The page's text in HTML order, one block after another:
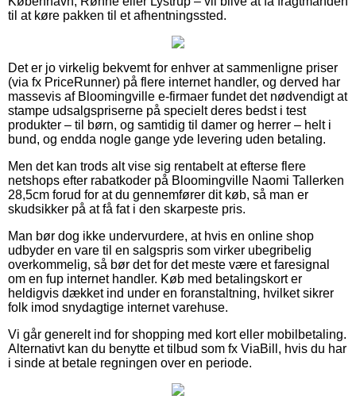
til at køre pakken til et afhentningssted.
Det er jo virkelig bekvemt for enhver at sammenligne priser
(via fx PriceRunner) på flere internet handler, og derved har
massevis af Bloomingville e-firmaer fundet det nødvendigt at
stampe udsalgspriserne på specielt deres bedst i test
produkter – til børn, og samtidig til damer og herrer – helt i
bund, og endda nogle gange yde levering uden betaling.
Men det kan trods alt vise sig rentabelt at efterse flere
netshops efter rabatkoder på Bloomingville Naomi Tallerken
28,5cm forud for at du gennemfører dit køb, så man er
skudsikker på at få fat i den skarpeste pris.
Man bør dog ikke undervurdere, at hvis en online shop
udbyder en vare til en salgspris som virker ubegribelig
overkommelig, så bør det for det meste være et faresignal
om en fup internet handler. Køb med betalingskort er
heldigvis dækket ind under en foranstaltning, hvilket sikrer
folk imod snydagtige internet varehuse.
Vi går generelt ind for shopping med kort eller mobilbetaling.
Alternativt kan du benytte et tilbud som fx ViaBill, hvis du har
i sinde at betale regningen over en periode.